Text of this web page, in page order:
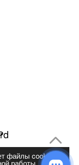
файлы cookies
работы
данные